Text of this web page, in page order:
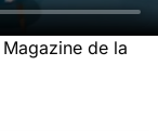
de la